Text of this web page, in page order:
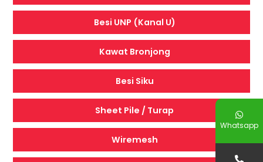
Besi UNP (Kanal U)
Kawat Bronjong
Besi Siku
Sheet Pile / Turap
Wiremesh
Whatsapp